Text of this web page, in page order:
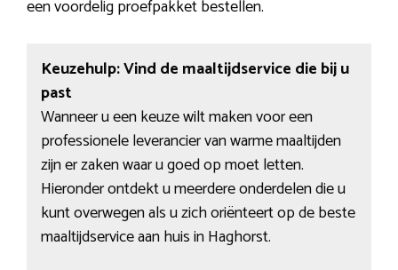
een voordelig proefpakket bestellen.
Keuzehulp: Vind de maaltijdservice die bij u
past
Wanneer u een keuze wilt maken voor een
professionele leverancier van warme maaltijden
zijn er zaken waar u goed op moet letten.
Hieronder ontdekt u meerdere onderdelen die u
kunt overwegen als u zich oriënteert op de beste
maaltijdservice aan huis in Haghorst.